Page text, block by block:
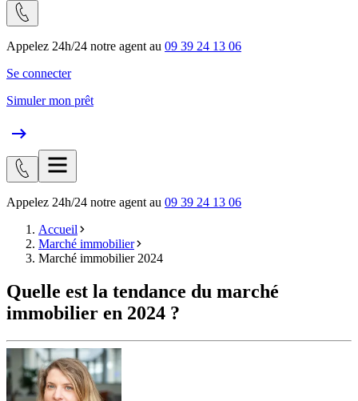
Appelez 24h/24 notre agent au 09 39 24 13 06
Se connecter
Simuler mon prêt
Appelez 24h/24 notre agent au 09 39 24 13 06
Accueil
Marché immobilier
Marché immobilier 2024
Quelle est la tendance du marché
immobilier en 2024 ?